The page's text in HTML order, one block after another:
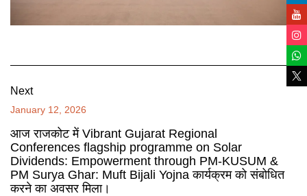
Next
January 12, 2026
आज राजकोट में Vibrant Gujarat Regional
Conferences flagship programme on Solar
Dividends: Empowerment through PM-KUSUM &
PM Surya Ghar: Muft Bijali Yojna कार्यक्रम को संबोधित
करने का अवसर मिला।